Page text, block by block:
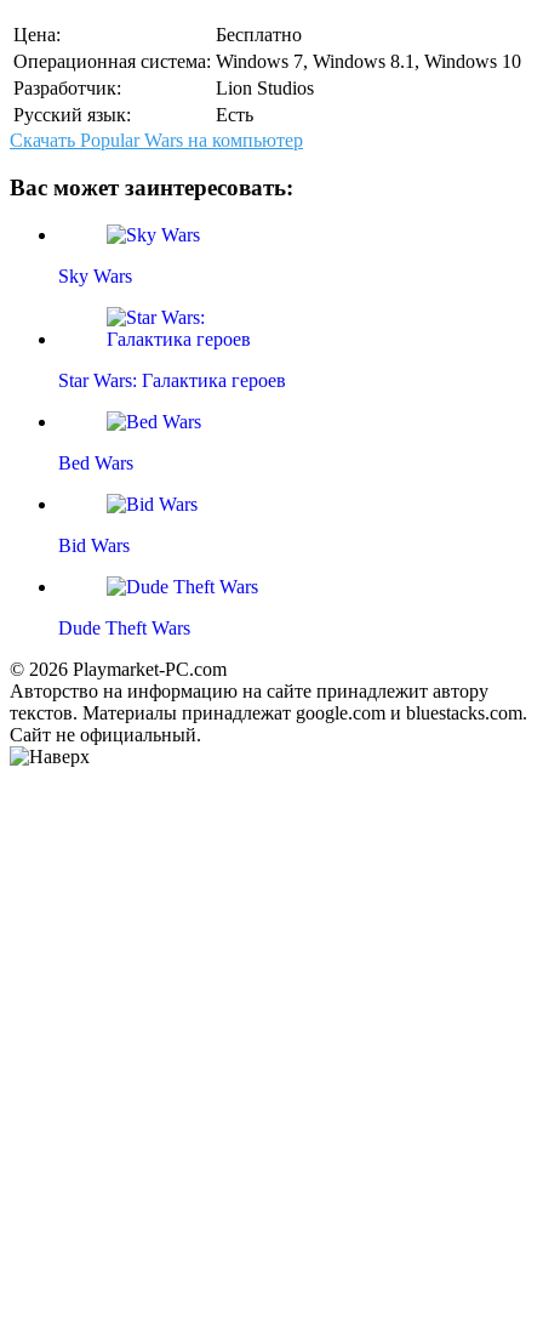
Цена:
Бесплатно
Операционная система: Windows 7, Windows 8.1, Windows 10
Разработчик:
Lion Studios
Русский язык:
Есть
Скачать Popular Wars на компьютер
Вас может заинтересовать:
Sky Wars
Star Wars: Галактика героев
Bed Wars
Bid Wars
Dude Theft Wars
© 2026 Playmarket-PC.com
Авторство на информацию на сайте принадлежит автору
текстов. Материалы принадлежат google.com и bluestacks.com.
Сайт не официальный.